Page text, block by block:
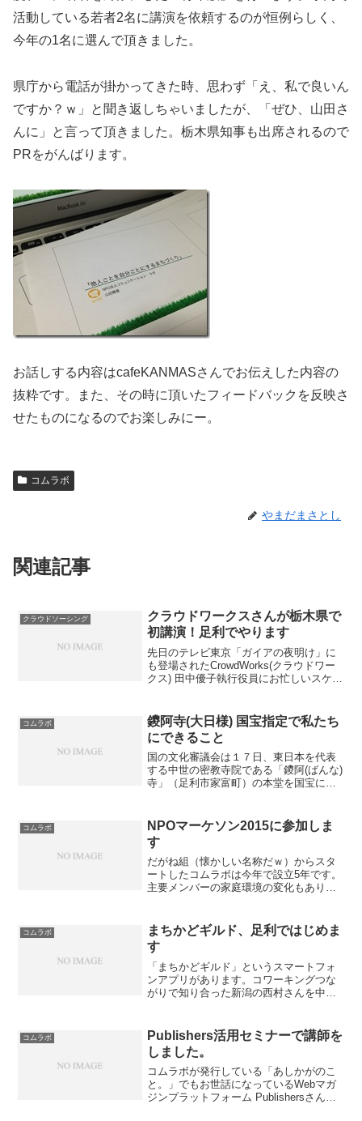
活動している若者2名に講演を依頼するのが恒例らしく、
今年の1名に選んで頂きました。
県庁から電話が掛かってきた時、思わず「え、私で良いん
ですか？ｗ」と聞き返しちゃいましたが、「ぜひ、山田さ
んに」と言って頂きました。栃木県知事も出席されるので
PRをがんばります。
お話しする内容はcafeKANMASさんでお伝えした内容の
抜粋です。また、その時に頂いたフィードバックを反映さ
せたものになるのでお楽しみにー。
コムラボ
やまだまさとし
関連記事
クラウドソーシング
クラウドワークスさんが栃木県で
初講演！足利でやります
先日のテレビ東京「ガイアの夜明け」に
も登場されたCrowdWorks(クラウドワー
クス) 田中優子執行役員にお忙しいスケジ
セミナーです。定員50名、先着順なので
お早めに...
コムラボ
鑁阿寺(大日様) 国宝指定で私たち
にできること
国の文化審議会は１７日、東日本を代表
する中世の密教寺院である「鑁阿(ばんな)
寺」（足利市家富町）の本堂を国宝に指
５６年ぶり、建造物としては６１年ぶり
で、県内で１７件目と...
コムラボ
NPOマーケソン2015に参加しま
す
だがね組（懐かしい名称だｗ）からスタ
ートしたコムラボは今年で設立5年です。
主要メンバーの家庭環境の変化もあり今
マーケソンに参加するとしないとではそ
の後の活動が全く変わ...
コムラボ
まちかどギルド、足利ではじめま
す
「まちかどギルド」というスマートフォ
ンアプリがあります。コワーキングつな
がりで知り合った新潟の西村さんを中心
ームのことで、地域住民の新しい関わり
方を提案しようという...
コムラボ
Publishers活用セミナーで講師を
しました。
コムラボが発行している「あしかがのこ
と。」でもお世話になっているWebマガ
ジンプラットフォーム Publishersさんが